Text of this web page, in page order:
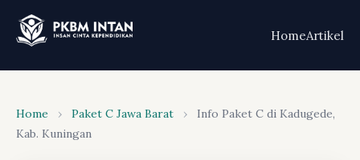
HomeArtikel
Home › Paket C Jawa Barat ›
Info Paket C di Kadugede,
Kab. Kuningan